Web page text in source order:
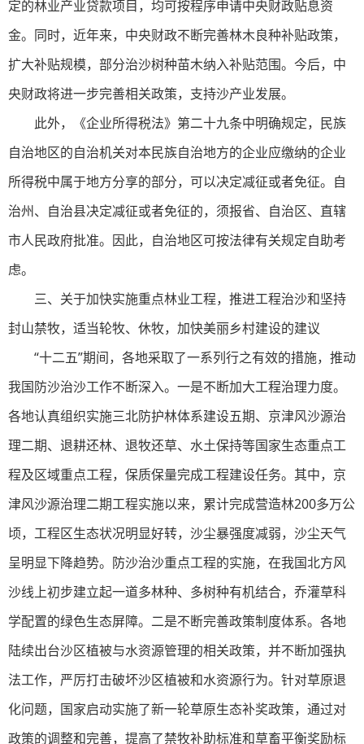
定的林业产业贷款项目，均可按程序申请中央财政贴息资
金。同时，近年来，中央财政不断完善林木良种补贴政策，
扩大补贴规模，部分治沙树种苗木纳入补贴范围。今后，中
央财政将进一步完善相关政策，支持沙产业发展。
此外，《企业所得税法》第二十九条中明确规定，民族
自治地区的自治机关对本民族自治地方的企业应缴纳的企业
所得税中属于地方分享的部分，可以决定减征或者免征。自
治州、自治县决定减征或者免征的，须报省、自治区、直辖
市人民政府批准。因此，自治地区可按法律有关规定自助考
虑。
三、关于加快实施重点林业工程，推进工程治沙和坚持
封山禁牧，适当轮牧、休牧，加快美丽乡村建设的建议
“十二五”期间，各地采取了一系列行之有效的措施，推动
我国防沙治沙工作不断深入。一是不断加大工程治理力度。
各地认真组织实施三北防护林体系建设五期、京津风沙源治
理二期、退耕还林、退牧还草、水土保持等国家生态重点工
程及区域重点工程，保质保量完成工程建设任务。其中，京
津风沙源治理二期工程实施以来，累计完成营造林200多万公
顷，工程区生态状况明显好转，沙尘暴强度减弱，沙尘天气
呈明显下降趋势。防沙治沙重点工程的实施，在我国北方风
沙线上初步建立起一道多林种、多树种有机结合，乔灌草科
学配置的绿色生态屏障。二是不断完善政策制度体系。各地
陆续出台沙区植被与水资源管理的相关政策，并不断加强执
法工作，严厉打击破坏沙区植被和水资源行为。针对草原退
化问题，国家启动实施了新一轮草原生态补奖政策，通过对
政策的调整和完善，提高了禁牧补助标准和草畜平衡奖励标